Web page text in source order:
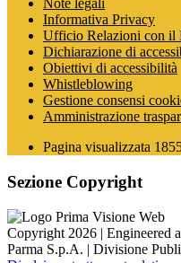
Note legali
Informativa Privacy
Ufficio Relazioni con il
Dichiarazione di
Obiettivi di accessibilità
Whistleblowing
Gestione consensi
Amministrazione
Pagina visualizzata
Sezione Copyright
Copyright 2026 | Engineered
Parma S.p.A. | Divisione